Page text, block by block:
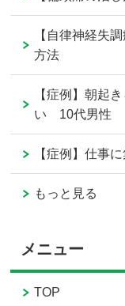
【自律神経失
方法
【症例】朝起
い 10代男性
【症例】仕事
もっと見る
メニュー
TOP